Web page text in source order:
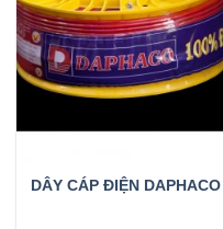
DÂY CÁP ĐIỆN DAPHACO